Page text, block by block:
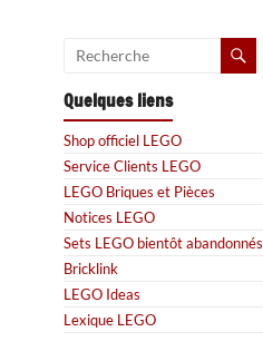
Quelques liens
Shop officiel LEGO
Service Clients LEGO
LEGO Briques et Pièces
Notices LEGO
Sets LEGO bientôt abandonnés
Bricklink
LEGO Ideas
Lexique LEGO